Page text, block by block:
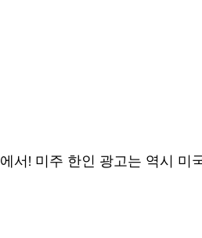
서! 미주 한인 광고는 역시 미